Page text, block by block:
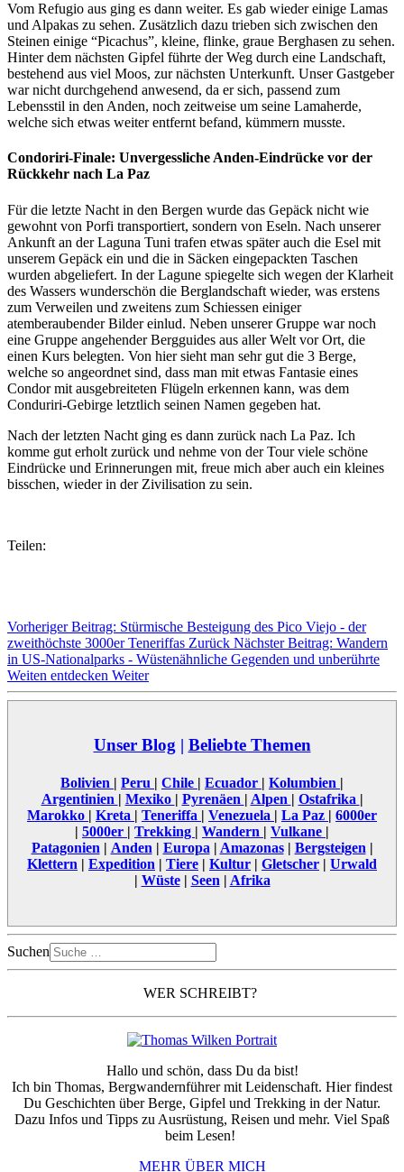
Vom Refugio aus ging es dann weiter. Es gab wieder einige Lamas
und Alpakas zu sehen. Zusätzlich dazu trieben sich zwischen den
Steinen einige “Picachus”, kleine, flinke, graue Berghasen zu sehen.
Hinter dem nächsten Gipfel führte der Weg durch eine Landschaft,
bestehend aus viel Moos, zur nächsten Unterkunft. Unser Gastgeber
war nicht durchgehend anwesend, da er sich, passend zum
Lebensstil in den Anden, noch zeitweise um seine Lamaherde,
welche sich etwas weiter entfernt befand, kümmern musste.
Condoriri-Finale: Unvergessliche Anden-Eindrücke vor der
Rückkehr nach La Paz
Für die letzte Nacht in den Bergen wurde das Gepäck nicht wie
gewohnt von Porfi transportiert, sondern von Eseln. Nach unserer
Ankunft an der Laguna Tuni trafen etwas später auch die Esel mit
unserem Gepäck ein und die in Säcken eingepackten Taschen
wurden abgeliefert. In der Lagune spiegelte sich wegen der Klarheit
des Wassers wunderschön die Berglandschaft wieder, was erstens
zum Verweilen und zweitens zum Schiessen einiger
atemberaubender Bilder einlud. Neben unserer Gruppe war noch
eine Gruppe angehender Bergguides aus aller Welt vor Ort, die
einen Kurs belegten. Von hier sieht man sehr gut die 3 Berge,
welche so angeordnet sind, dass man mit etwas Fantasie eines
Condor mit ausgebreiteten Flügeln erkennen kann, was dem
Conduriri-Gebirge letztlich seinen Namen gegeben hat.
Nach der letzten Nacht ging es dann zurück nach La Paz. Ich
komme gut erholt zurück und nehme von der Tour viele schöne
Eindrücke und Erinnerungen mit, freue mich aber auch ein kleines
bisschen, wieder in der Zivilisation zu sein.
Teilen:
Vorheriger Beitrag: Stürmische Besteigung des Pico Viejo - der
zweithöchste 3000er Teneriffas Zurück Nächster Beitrag: Wandern
in US-Nationalparks - Wüstenähnliche Gegenden und unberührte
Weiten entdecken Weiter
Unser Blog| Beliebte Themen
Bolivien | Peru | Chile | Ecuador | Kolumbien |
Argentinien | Mexiko | Pyrenäen | Alpen | Ostafrika |
Marokko | Kreta | Teneriffa | Venezuela | La Paz | 6000er
| 5000er | Trekking | Wandern | Vulkane |
Patagonien | Anden | Europa | Amazonas| Bergsteigen |
Klettern | Expedition | Tiere | Kultur | Gletscher | Urwald
| Wüste| Seen | Afrika
Suchen
WER SCHREIBT?
Hallo und schön, dass Du da bist!
Ich bin Thomas, Bergwandernführer mit Leidenschaft. Hier findest
Du Geschichten über Berge, Gipfel und Trekking in der Natur.
Dazu Infos und Tipps zu Ausrüstung, Reisen und mehr. Viel Spaß
beim Lesen!
MEHR ÜBER MICH